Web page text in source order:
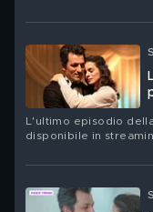
L'ultimo episodio
disponibile in